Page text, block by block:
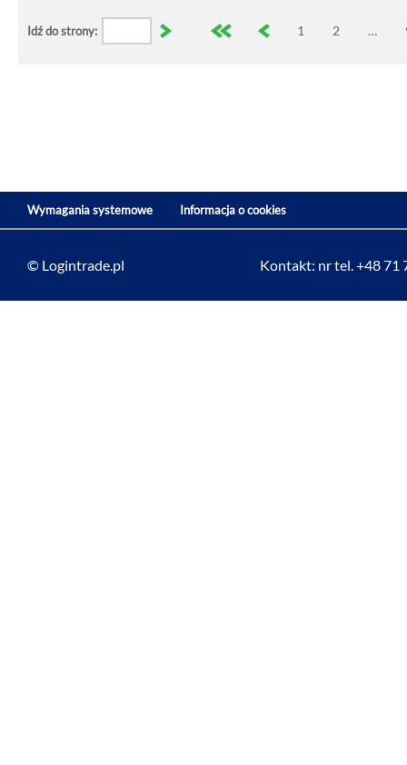
Idź do strony: 1 2 …
Wymagania systemowe Informacja o cookies
© Logintrade.pl Kontakt: nr tel. +48 71